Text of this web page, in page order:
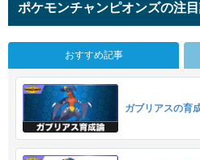
ポケモンチャンピオンズの注
おすすめ記事
ガブリアスの育